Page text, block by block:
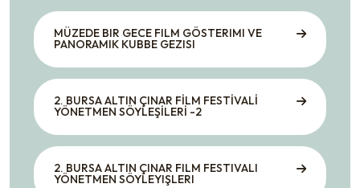
MÜZEDE BIR GECE FILM GÖSTERIMI VE
PANORAMIK KUBBE GEZISI
2. BURSA ALTIN ÇINAR FİLM FESTİVALİ
YÖNETMEN SÖYLEŞİLERİ -2
2. BURSA ALTIN ÇINAR FILM FESTIVALI
YÖNETMEN SÖYLEYIŞLERI